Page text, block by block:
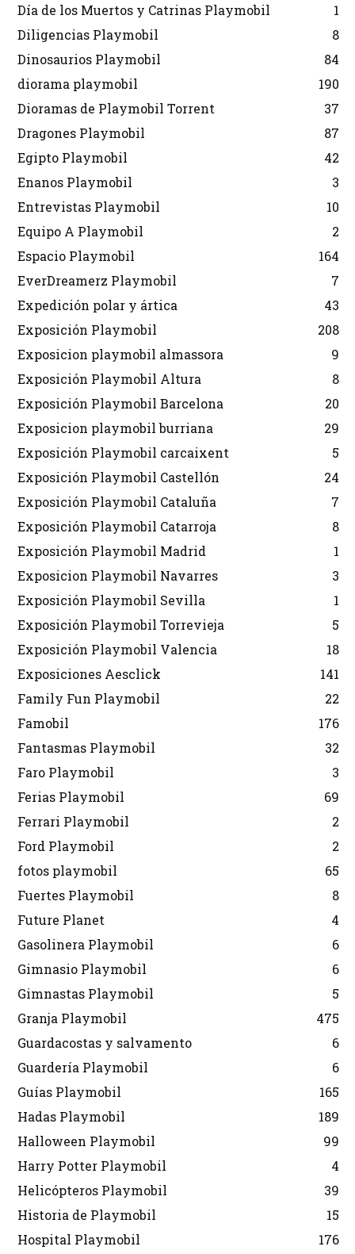
Día de los Muertos y Catrinas Playmobil
1
Diligencias Playmobil
8
Dinosaurios Playmobil
84
diorama playmobil
190
Dioramas de Playmobil Torrent
37
Dragones Playmobil
87
Egipto Playmobil
42
Enanos Playmobil
3
Entrevistas Playmobil
10
Equipo A Playmobil
2
Espacio Playmobil
164
EverDreamerz Playmobil
7
Expedición polar y ártica
43
Exposición Playmobil
208
Exposicion playmobil almassora
9
Exposición Playmobil Altura
8
Exposición Playmobil Barcelona
20
Exposicion playmobil burriana
29
Exposición Playmobil carcaixent
5
Exposición Playmobil Castellón
24
Exposición Playmobil Cataluña
7
Exposición Playmobil Catarroja
8
Exposición Playmobil Madrid
1
Exposicion Playmobil Navarres
3
Exposición Playmobil Sevilla
1
Exposición Playmobil Torrevieja
5
Exposición Playmobil Valencia
18
Exposiciones Aesclick
141
Family Fun Playmobil
22
Famobil
176
Fantasmas Playmobil
32
Faro Playmobil
3
Ferias Playmobil
69
Ferrari Playmobil
2
Ford Playmobil
2
fotos playmobil
65
Fuertes Playmobil
8
Future Planet
4
Gasolinera Playmobil
6
Gimnasio Playmobil
6
Gimnastas Playmobil
5
Granja Playmobil
475
Guardacostas y salvamento
6
Guardería Playmobil
6
Guías Playmobil
165
Hadas Playmobil
189
Halloween Playmobil
99
Harry Potter Playmobil
4
Helicópteros Playmobil
39
Historia de Playmobil
15
Hospital Playmobil
176